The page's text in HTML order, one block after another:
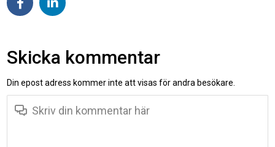
Skicka kommentar
Din epost adress kommer inte att visas för andra besökare.